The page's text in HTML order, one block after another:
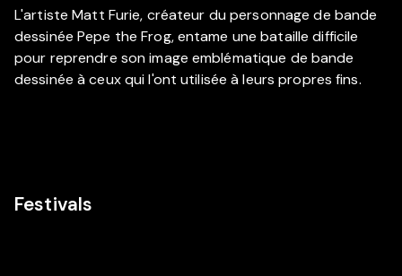
L'artiste Matt Furie, créateur du personnage de bande
dessinée Pepe the Frog, entame une bataille difficile
pour reprendre son image emblématique de bande
dessinée à ceux qui l'ont utilisée à leurs propres fins.
Festivals